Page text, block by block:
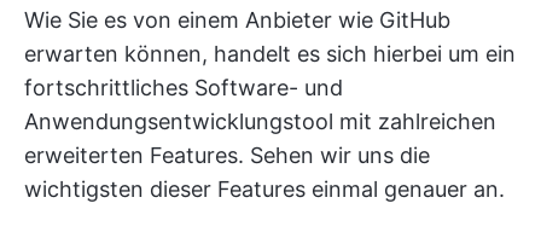
Wie Sie es von einem Anbieter wie GitHub
erwarten können, handelt es sich hierbei um ein
fortschrittliches Software- und
Anwendungsentwicklungstool mit zahlreichen
erweiterten Features. Sehen wir uns die
wichtigsten dieser Features einmal genauer an.